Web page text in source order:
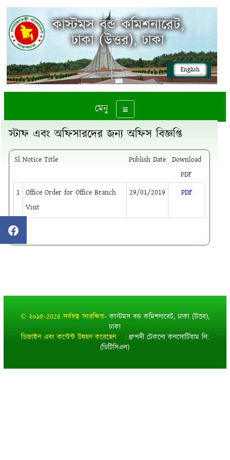
English
কাস্টমস বন্ড কমিশনারেট,
ঢাকা (উত্তর), ঢাকা
Toggle navigation
মেনু
স্টাফ এবং অফিসারদের জন্য অফিস বিজ্ঞপ্তি
Sl.Notice Title Publish Date
Download
PDF
1
Office Order for Office Branch
Visit
29/01/2019 PDF
© ২০১৫-2026 সর্বস্বত্ব সংরক্ষিত-কাস্টমস বন্ড কমিশনারেট, ঢাকা (উত্তর),
ঢাকা
ডিজাইন এবং কন্টেন্ট উন্নয়ন করেছেন : ধ্রুপদী টেকনো কনসোর্টিয়াম লি:
(ডিটিসিএল)